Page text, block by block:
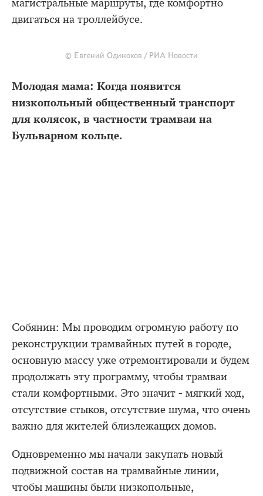
магистральные маршруты, где комфортно
двигаться на троллейбусе.
© Евгений Одиноков / РИА Новости
Молодая мама: Когда появится
низкопольный общественный транспорт
для колясок, в частности трамваи на
Бульварном кольце.
Собянин: Мы проводим огромную работу по
реконструкции трамвайных путей в городе,
основную массу уже отремонтировали и будем
продолжать эту программу, чтобы трамваи
стали комфортными. Это значит - мягкий ход,
отсутствие стыков, отсутствие шума, что очень
важно для жителей близлежащих домов.
Одновременно мы начали закупать новый
подвижной состав на трамвайные линии,
чтобы машины были низкопольные,